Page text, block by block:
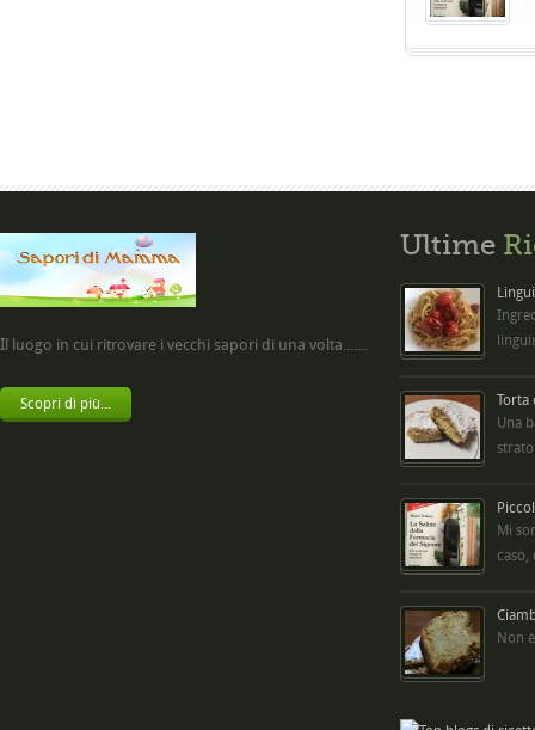
Il luogo in cui ritrovare i vecchi sapori di una volta.......
Scopri di più...
Ultime
Torta
Una
Mi
caso,
Non